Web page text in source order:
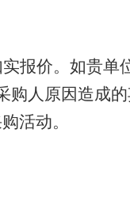
报价。如贵单
购人原因造成
活动。